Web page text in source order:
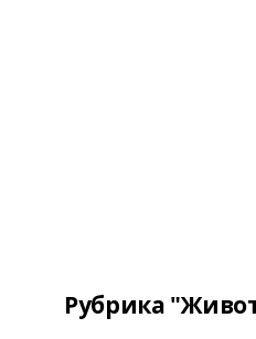
Рубрика